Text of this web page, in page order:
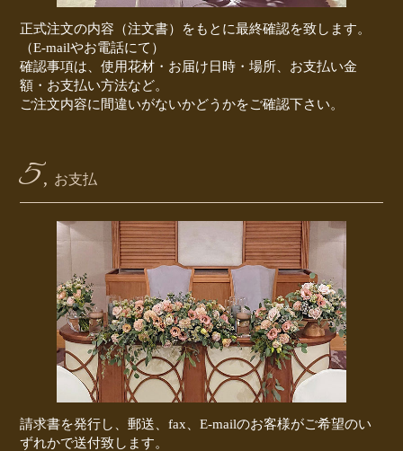
正式注文の内容（注文書）をもとに最終確認を致します。
（E-mailやお電話にて）
確認事項は、使用花材・お届け日時・場所、お支払い金
額・お支払い方法など。
ご注文内容に間違いがないかどうかをご確認下さい。
5, お支払
請求書を発行し、郵送、fax、E-mailのお客様がご希望のい
ずれかで送付致します。